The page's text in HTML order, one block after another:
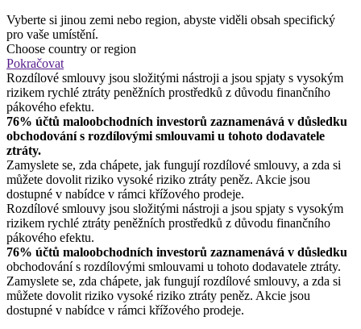
Vyberte si jinou zemi nebo region, abyste viděli obsah specifický
pro vaše umístění.
Choose country or region
Pokračovat
Rozdílové smlouvy jsou složitými nástroji a jsou spjaty s vysokým
rizikem rychlé ztráty peněžních prostředků z důvodu finančního
pákového efektu.
76% účtů maloobchodních investorů zaznamenává v důsledku
obchodování s rozdílovými smlouvami u tohoto dodavatele
ztráty.
Zamyslete se, zda chápete, jak fungují rozdílové smlouvy, a zda si
můžete dovolit riziko vysoké riziko ztráty peněz. Akcie jsou
dostupné v nabídce v rámci křížového prodeje.
Rozdílové smlouvy jsou složitými nástroji a jsou spjaty s vysokým
rizikem rychlé ztráty peněžních prostředků z důvodu finančního
pákového efektu.
76% účtů maloobchodních investorů zaznamenává v důsledku
obchodování s rozdílovými smlouvami u tohoto dodavatele ztráty.
Zamyslete se, zda chápete, jak fungují rozdílové smlouvy, a zda si
můžete dovolit riziko vysoké riziko ztráty peněz. Akcie jsou
dostupné v nabídce v rámci křížového prodeje.